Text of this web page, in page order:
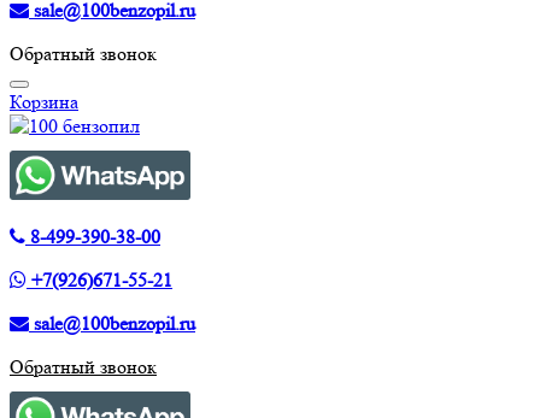
sale@100benzopil.ru
Обратный звонок
Корзина
8-499-390-38-00
+7(926)671-55-21
sale@100benzopil.ru
Обратный звонок